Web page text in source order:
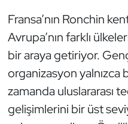
Fransa’nın Ronchin
Avrupa’nın farklı
bir araya getiriyor.
organizasyon yalnızca
zamanda uluslararası
gelişimlerini bir üst
Kürek
Masa Tenisi
Modern Pentatlon
Motor Sporları